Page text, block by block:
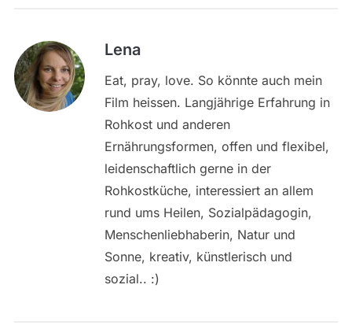
Lena
Eat, pray, love. So könnte auch mein
Film heissen. Langjährige Erfahrung in
Rohkost und anderen
Ernährungsformen, offen und flexibel,
leidenschaftlich gerne in der
Rohkostküche, interessiert an allem
rund ums Heilen, Sozialpädagogin,
Menschenliebhaberin, Natur und
Sonne, kreativ, künstlerisch und
sozial.. :)